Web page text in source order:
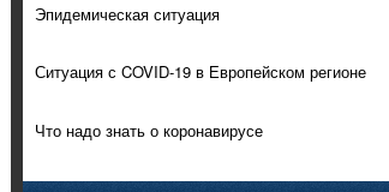
Эпидемическая ситуация
Ситуация с COVID-19 в Европейском регионе
Что надо знать о коронавирусе